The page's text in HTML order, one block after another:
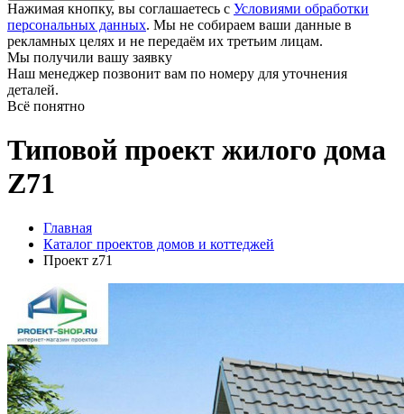
Нажимая кнопку, вы соглашаетесь с Условиями обработки
персональных данных. Мы не собираем ваши данные в
рекламных целях и не передаём их третьим лицам.
Мы получили вашу заявку
Наш менеджер позвонит вам по номеру для уточнения
деталей.
Всё понятно
Типовой проект жилого дома
Z71
Главная
Каталог проектов домов и коттеджей
Проект z71